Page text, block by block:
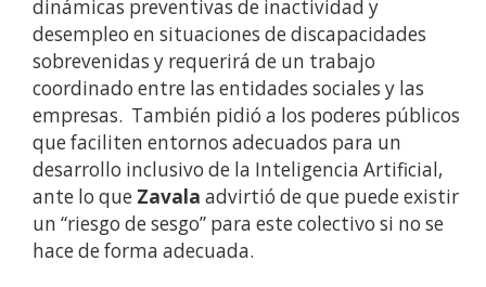
dinámicas preventivas de inactividad y
desempleo en situaciones de discapacidades
sobrevenidas y requerirá de un trabajo
coordinado entre las entidades sociales y las
empresas. También pidió a los poderes públicos
que faciliten entornos adecuados para un
desarrollo inclusivo de la Inteligencia Artificial,
ante lo que Zavala advirtió de que puede existir
un “riesgo de sesgo” para este colectivo si no se
hace de forma adecuada.